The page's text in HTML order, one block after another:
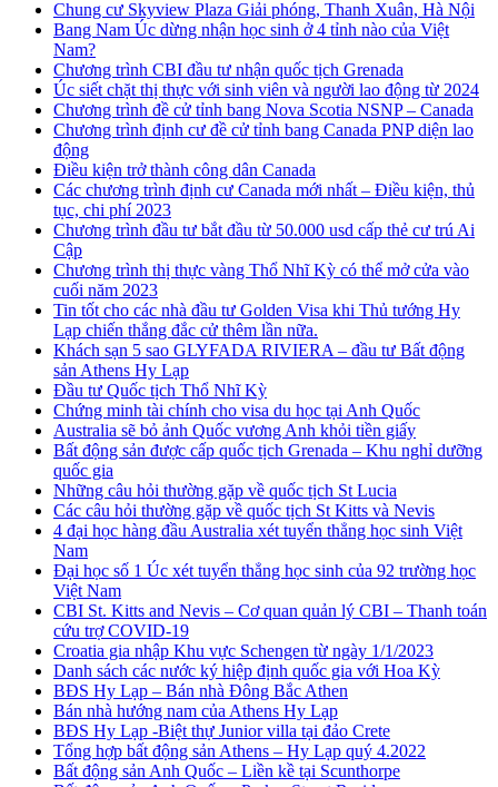
Chung cư Skyview Plaza Giải phóng, Thanh Xuân, Hà Nội
Bang Nam Úc dừng nhận học sinh ở 4 tỉnh nào của Việt
Nam?
Chương trình CBI đầu tư nhận quốc tịch Grenada
Úc siết chặt thị thực với sinh viên và người lao động từ 2024
Chương trình đề cử tỉnh bang Nova Scotia NSNP – Canada
Chương trình định cư đề cử tỉnh bang Canada PNP diện lao
động
Điều kiện trở thành công dân Canada
Các chương trình định cư Canada mới nhất – Điều kiện, thủ
tục, chi phí 2023
Chương trình đầu tư bắt đầu từ 50.000 usd cấp thẻ cư trú Ai
Cập
Chương trình thị thực vàng Thổ Nhĩ Kỳ có thể mở cửa vào
cuối năm 2023
Tin tốt cho các nhà đầu tư Golden Visa khi Thủ tướng Hy
Lạp chiến thắng đắc cử thêm lần nữa.
Khách sạn 5 sao GLYFADA RIVIERA – đầu tư Bất động
sản Athens Hy Lạp
Đầu tư Quốc tịch Thổ Nhĩ Kỳ
Chứng minh tài chính cho visa du học tại Anh Quốc
Australia sẽ bỏ ảnh Quốc vương Anh khỏi tiền giấy
Bất động sản được cấp quốc tịch Grenada – Khu nghỉ dưỡng
quốc gia
Những câu hỏi thường gặp về quốc tịch St Lucia
Các câu hỏi thường gặp về quốc tịch St Kitts và Nevis
4 đại học hàng đầu Australia xét tuyển thẳng học sinh Việt
Nam
Đại học số 1 Úc xét tuyển thẳng học sinh của 92 trường học
Việt Nam
CBI St. Kitts and Nevis – Cơ quan quản lý CBI – Thanh toán
cứu trợ COVID-19
Croatia gia nhập Khu vực Schengen từ ngày 1/1/2023
Danh sách các nước ký hiệp định quốc gia với Hoa Kỳ
BĐS Hy Lạp – Bán nhà Đông Bắc Athen
Bán nhà hướng nam của Athens Hy Lạp
BĐS Hy Lạp -Biệt thự Junior villa tại đảo Crete
Tổng hợp bất động sản Athens – Hy Lạp quý 4.2022
Bất động sản Anh Quốc – Liền kề tại Scunthorpe